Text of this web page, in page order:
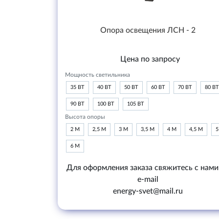
Опора освещения ЛСН - 2
Цена по запросу
Мощность светильника
35 ВТ 40 ВТ 50 ВТ 60 ВТ 70 ВТ 80 ВТ
90 ВТ 100 ВТ 105 ВТ
Высота опоры
2 М 2,5 М 3 М 3,5 М 4 М 4,5 М
6 М
Для оформления заказа свяжитесь с
e-mail
energy-svet@mail.ru